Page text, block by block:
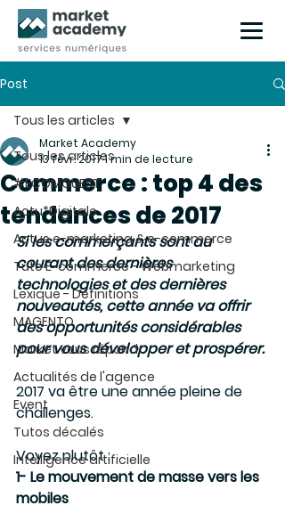
Post
Tous les articles
#ECOMGUEST
Actu*Digitale
Actus e-marketing & e-commerce
Tuto E-commerce - Webmarketing
Lexique - Définitions
MAGENTO
Market vous répond
Actualités de l'agence
Event
Tutos décalés
Intelligence artificielle
Tous les articles
Commerce : top 4 des
tendances de 2017
Market Academy
13 févr. 20171 min de lecture
Si les commerçants sont au
courant des dernières
technologies et des dernières
nouveautés, cette année va offrir
des opportunités considérables
pour vous développer et prospérer.
2017 va être une année pleine de
challenges.
Voyez plutôt :
1- Le mouvement de masse vers les
mobiles